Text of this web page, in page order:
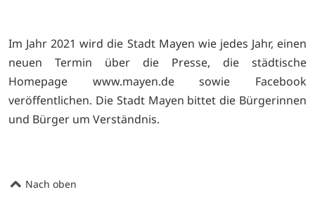
Im Jahr 2021 wird die Stadt Mayen wie jedes Jahr, einen
neuen Termin über die Presse, die städtische
Homepage www.mayen.de sowie Facebook
veröffentlichen. Die Stadt Mayen bittet die Bürgerinnen
und Bürger um Verständnis.
Nach oben